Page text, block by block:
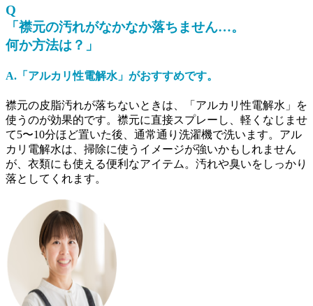
Q
「襟元の汚れがなかなか落ちません…。
何か方法は？」
A.「アルカリ性電解水」がおすすめです。
襟元の皮脂汚れが落ちないときは、「アルカリ性電解水」を
使うのが効果的です。襟元に直接スプレーし、軽くなじませ
て5〜10分ほど置いた後、通常通り洗濯機で洗います。アル
カリ電解水は、掃除に使うイメージが強いかもしれません
が、衣類にも使える便利なアイテム。汚れや臭いをしっかり
落としてくれます。